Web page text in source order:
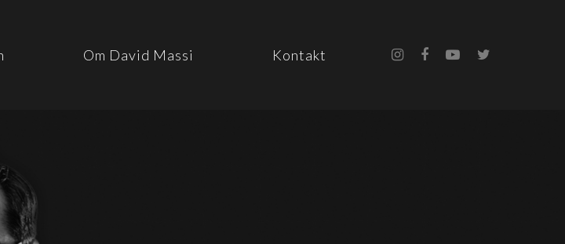
Om David Massi Kontakt